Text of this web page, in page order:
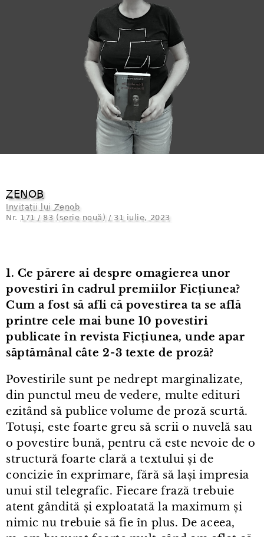
ZENOB
Invitații lui Zenob
Nr. 171 / 83 (serie nouă) / 31 iulie, 2023
1. Ce părere ai despre omagierea unor
povestiri în cadrul premiilor Ficțiunea?
Cum a fost să afli că povestirea ta se află
printre cele mai bune 10 povestiri
publicate în revista Ficțiunea, unde apar
săptămânal câte 2⁠-⁠3 texte de proză?
Povestirile sunt pe nedrept marginalizate,
din punctul meu de vedere, multe edituri
ezitând să publice volume de proză scurtă.
Totuși, este foarte greu să scrii o nuvelă sau
o povestire bună, pentru că este nevoie de o
structură foarte clară a textului și de
concizie în exprimare, fără să lași impresia
unui stil telegrafic. Fiecare frază trebuie
atent gândită și exploatată la maximum și
nimic nu trebuie să fie în plus. De aceea,